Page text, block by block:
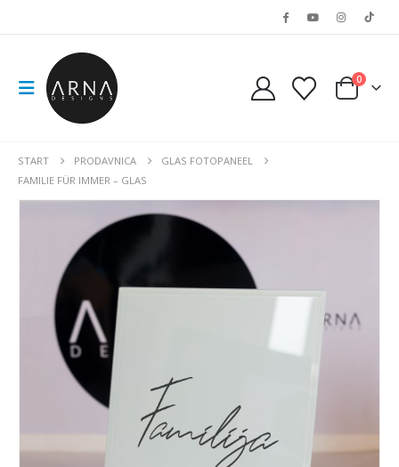
0
START PRODAVNICA
GLAS FOTOPANEEL
FAMILIE FÜR IMMER – GLAS